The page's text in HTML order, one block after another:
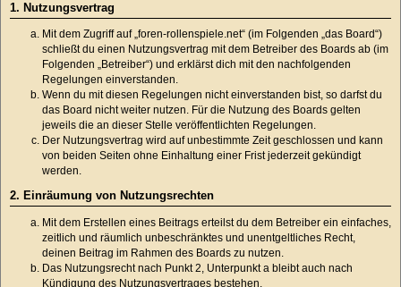
1. Nutzungsvertrag
Mit dem Zugriff auf „foren-rollenspiele.net“ (im Folgenden „das Board“)
schließt du einen Nutzungsvertrag mit dem Betreiber des Boards ab (im
Folgenden „Betreiber“) und erklärst dich mit den nachfolgenden
Regelungen einverstanden.
Wenn du mit diesen Regelungen nicht einverstanden bist, so darfst du
das Board nicht weiter nutzen. Für die Nutzung des Boards gelten
jeweils die an dieser Stelle veröffentlichten Regelungen.
Der Nutzungsvertrag wird auf unbestimmte Zeit geschlossen und kann
von beiden Seiten ohne Einhaltung einer Frist jederzeit gekündigt
werden.
2. Einräumung von Nutzungsrechten
Mit dem Erstellen eines Beitrags erteilst du dem Betreiber ein einfaches,
zeitlich und räumlich unbeschränktes und unentgeltliches Recht,
deinen Beitrag im Rahmen des Boards zu nutzen.
Das Nutzungsrecht nach Punkt 2, Unterpunkt a bleibt auch nach
Kündigung des Nutzungsvertrages bestehen.